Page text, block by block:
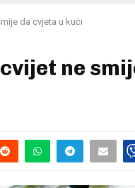
da cvjeta u kući
ne